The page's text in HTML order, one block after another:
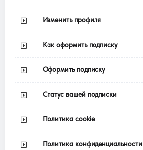
Изменить профиля
Как оформить подписку
Оформить подписку
Статус вашей подписки
Политика cookie
Политика конфиденциальности